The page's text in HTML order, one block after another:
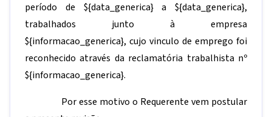
período de ${data_generica}a ${data_generica},
trabalhados junto à empresa
${informacao_generica}, cujo vinculo de emprego foi
reconhecido através da reclamatória trabalhista nº
${informacao_generica}.
Por esse motivo o Requerente vem postular